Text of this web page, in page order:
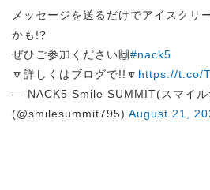
メッセージを送るだけでアイスクリ
かも!?
ぜひご参加ください🙌#nack5
🔽詳しくはブログで!!🔽 https://t.co/
— NACK5 Smile SUMMIT(スマイル
(@smilesummit795) August 21,